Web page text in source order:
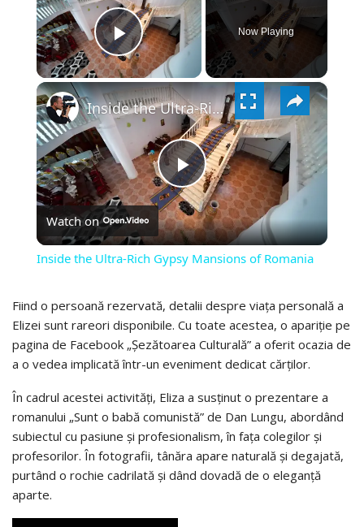
PLAY
VIDEO
Now Playing
×
PLAY
VIDEO
Inside the Ultra-Rich Gypsy Mansions of Romania
Watch on
Inside the Ultra-Rich Gypsy Mansions of Romania
Fiind o persoană rezervată, detalii despre viața personală a
Elizei sunt rareori disponibile. Cu toate acestea, o apariție pe
pagina de Facebook „Șezătoarea Culturală” a oferit ocazia de
a o vedea implicată într-un eveniment dedicat cărților.
În cadrul acestei activități, Eliza a susținut o prezentare a
romanului „Sunt o babă comunistă” de Dan Lungu, abordând
subiectul cu pasiune și profesionalism, în fața colegilor și
profesorilor. În fotografii, tânăra apare naturală și degajată,
purtând o rochie cadrilată și dând dovadă de o eleganță
aparte.